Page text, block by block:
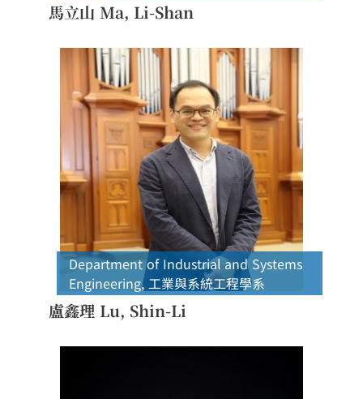
馬立山 Ma, Li-Shan
Department of Industrial and Systems
Engineering, 工業與系統工程學系
盧鑫理 Lu, Shin-Li